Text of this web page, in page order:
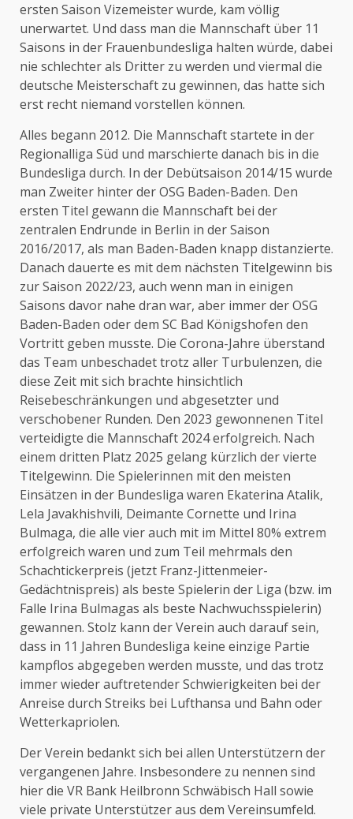
ersten Saison Vizemeister wurde, kam völlig
unerwartet. Und dass man die Mannschaft über 11
Saisons in der Frauenbundesliga halten würde, dabei
nie schlechter als Dritter zu werden und viermal die
deutsche Meisterschaft zu gewinnen, das hatte sich
erst recht niemand vorstellen können.
Alles begann 2012. Die Mannschaft startete in der
Regionalliga Süd und marschierte danach bis in die
Bundesliga durch. In der Debütsaison 2014/15 wurde
man Zweiter hinter der OSG Baden-Baden. Den
ersten Titel gewann die Mannschaft bei der
zentralen Endrunde in Berlin in der Saison
2016/2017, als man Baden-Baden knapp distanzierte.
Danach dauerte es mit dem nächsten Titelgewinn bis
zur Saison 2022/23, auch wenn man in einigen
Saisons davor nahe dran war, aber immer der OSG
Baden-Baden oder dem SC Bad Königshofen den
Vortritt geben musste. Die Corona-Jahre überstand
das Team unbeschadet trotz aller Turbulenzen, die
diese Zeit mit sich brachte hinsichtlich
Reisebeschränkungen und abgesetzter und
verschobener Runden. Den 2023 gewonnenen Titel
verteidigte die Mannschaft 2024 erfolgreich. Nach
einem dritten Platz 2025 gelang kürzlich der vierte
Titelgewinn. Die Spielerinnen mit den meisten
Einsätzen in der Bundesliga waren Ekaterina Atalik,
Lela Javakhishvili, Deimante Cornette und Irina
Bulmaga, die alle vier auch mit im Mittel 80% extrem
erfolgreich waren und zum Teil mehrmals den
Schachtickerpreis (jetzt Franz-Jittenmeier-
Gedächtnispreis) als beste Spielerin der Liga (bzw. im
Falle Irina Bulmagas als beste Nachwuchsspielerin)
gewannen. Stolz kann der Verein auch darauf sein,
dass in 11 Jahren Bundesliga keine einzige Partie
kampflos abgegeben werden musste, und das trotz
immer wieder auftretender Schwierigkeiten bei der
Anreise durch Streiks bei Lufthansa und Bahn oder
Wetterkapriolen.
Der Verein bedankt sich bei allen Unterstützern der
vergangenen Jahre. Insbesondere zu nennen sind
hier die VR Bank Heilbronn Schwäbisch Hall sowie
viele private Unterstützer aus dem Vereinsumfeld.